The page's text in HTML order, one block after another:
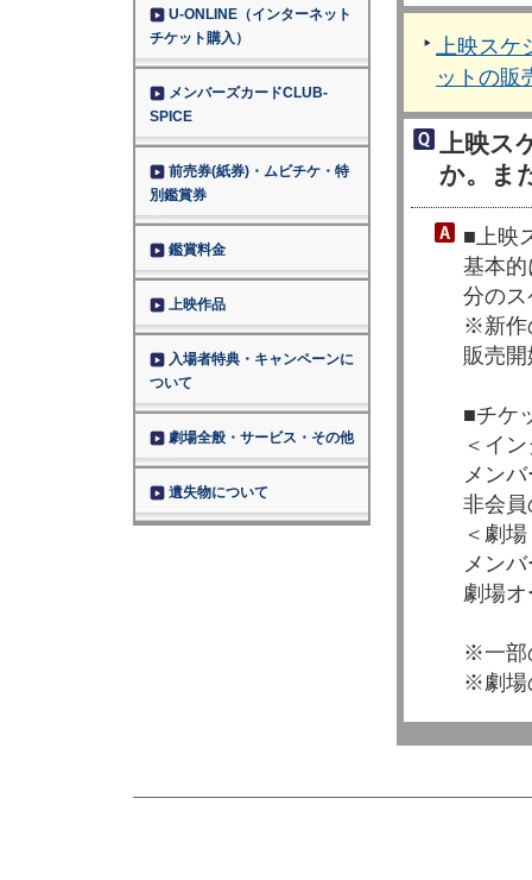
上映スケ
ットの販
上映ス
か。ま
■上映
基本
分の
※新作
販売
■チケ
＜イ
メン
非会
＜劇
メン
劇場
※一部
※劇場
U-ONLINE（インターネット
チケット購入）
メンバーズカードCLUB-
SPICE
前売券(紙券)・ムビチケ・特
別鑑賞券
鑑賞料金
上映作品
入場者特典・キャンペーンに
ついて
劇場全般・サービス・その他
遺失物について